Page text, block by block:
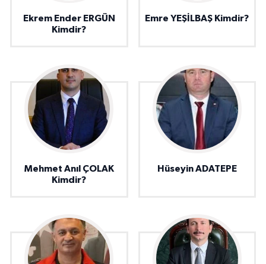
Ekrem Ender ERGÜN
Kimdir?
Emre YEŞİLBAŞ Kimdir?
Mehmet Anıl ÇOLAK
Kimdir?
Hüseyin ADATEPE